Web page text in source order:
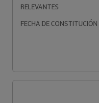
RELEVANTES
FECHA DE CONSTITUCIÓN